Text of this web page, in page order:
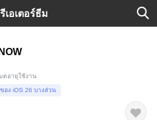
เอเตอร์ธีม
ดอายุใช้งาน
อง iOS 26 บางส่วน